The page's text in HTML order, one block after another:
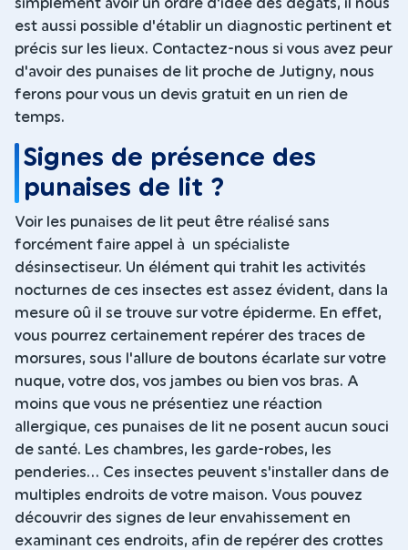
simplement avoir un ordre d'idée des dégâts, il nous
est aussi possible d'établir un diagnostic pertinent et
précis sur les lieux. Contactez-nous si vous avez peur
d'avoir des punaises de lit proche de Jutigny, nous
ferons pour vous un devis gratuit en un rien de
temps.
Signes de présence des
punaises de lit ?
Voir les punaises de lit peut être réalisé sans
forcément faire appel à un spécialiste
désinsectiseur. Un élément qui trahit les activités
nocturnes de ces insectes est assez évident, dans la
mesure oû il se trouve sur votre épiderme. En effet,
vous pourrez certainement repérer des traces de
morsures, sous l'allure de boutons écarlate sur votre
nuque, votre dos, vos jambes ou bien vos bras. A
moins que vous ne présentiez une réaction
allergique, ces punaises de lit ne posent aucun souci
de santé. Les chambres, les garde-robes, les
penderies... Ces insectes peuvent s'installer dans de
multiples endroits de votre maison. Vous pouvez
découvrir des signes de leur envahissement en
examinant ces endroits, afin de repérer des crottes